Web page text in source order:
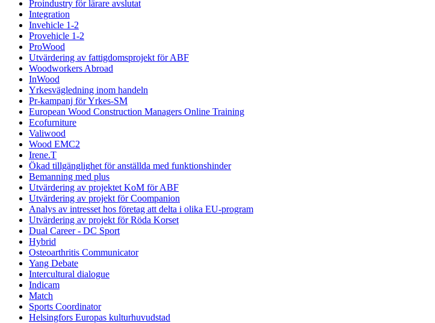
Proindustry för lärare avslutat
Integration
Invehicle 1-2
Provehicle 1-2
ProWood
Utvärdering av fattigdomsprojekt för ABF
Woodworkers Abroad
InWood
Yrkesvägledning inom handeln
Pr-kampanj för Yrkes-SM
European Wood Construction Managers Online Training
Ecofurniture
Valiwood
Wood EMC2
Irene.T
Ökad tillgänglighet för anställda med funktionshinder
Bemanning med plus
Utvärdering av projektet KoM för ABF
Utvärdering av projekt för Coompanion
Analys av intresset hos företag att delta i olika EU-program
Utvärdering av projekt för Röda Korset
Dual Career - DC Sport
Hybrid
Osteoarthritis Communicator
Yang Debate
Intercultural dialogue
Indicam
Match
Sports Coordinator
Helsingfors Europas kulturhuvudstad